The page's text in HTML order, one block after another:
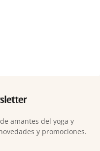
amantes del yoga y
y promociones.